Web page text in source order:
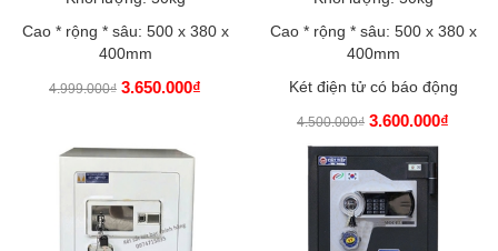
Cao * rộng * sâu: 500 x 380 x
400mm
4.999.000₫ 3.650.000₫
Cao * rộng * sâu: 500 x 380 x
400mm
Két điện tử có báo động
4.500.000₫ 3.600.000₫